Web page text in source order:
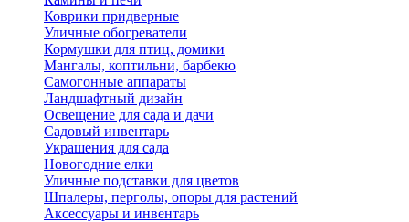
Коврики придверные
Уличные обогреватели
Кормушки для птиц, домики
Мангалы, коптильни, барбекю
Самогонные аппараты
Ландшафтный дизайн
Освещение для сада и дачи
Садовый инвентарь
Украшения для сада
Новогодние елки
Уличные подставки для цветов
Шпалеры, перголы, опоры для растений
Аксессуары и инвентарь